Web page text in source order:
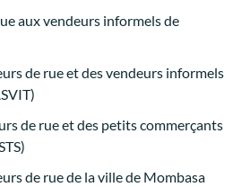
aux vendeurs informels de
de rue et des vendeurs informels
de rue et des petits commerçants
de rue de la ville de Mombasa